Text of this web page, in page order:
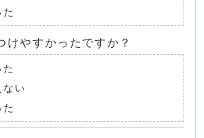
けやすかったですか？
ない